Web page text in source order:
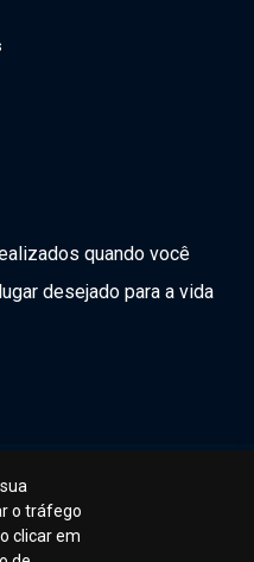
quando você
desejado para a vida
o tráfego
clicar em